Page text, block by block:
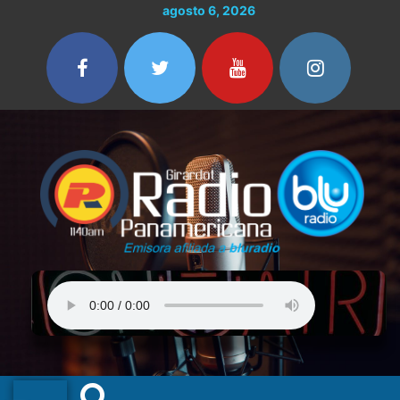
contenido
agosto 6, 2026